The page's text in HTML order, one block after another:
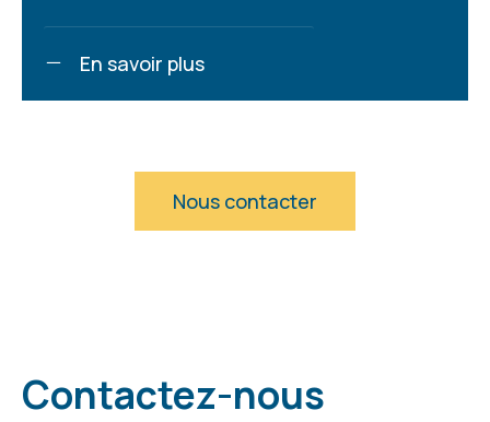
En savoir plus
Nous contacter
Contactez-nous